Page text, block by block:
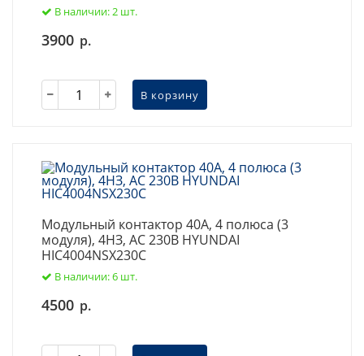
В наличии: 2 шт.
3900 р.
В корзину
Модульный контактор 40А, 4 полюса (3
модуля), 4НЗ, AC 230В HYUNDAI
HIC4004NSX230C
В наличии: 6 шт.
4500 р.